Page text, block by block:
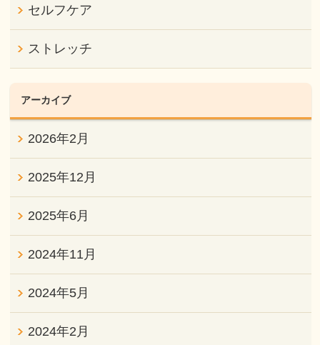
セルフケア
ストレッチ
アーカイブ
2026年2月
2025年12月
2025年6月
2024年11月
2024年5月
2024年2月